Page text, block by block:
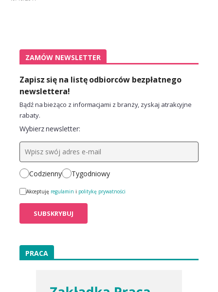
ZAMÓW NEWSLETTER
Zapisz się na listę odbiorców bezpłatnego
newslettera!
Bądź na bieżąco z informacjami z branży, zyskaj atrakcyjne
rabaty.
Wybierz newsletter:
Codzienny Tygodniowy
Akceptuję regulamin i politykę prywatności
PRACA